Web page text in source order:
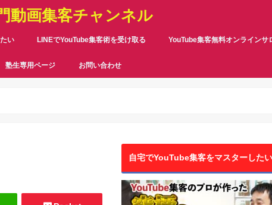
動画集客チャンネル
い LINEでYouTube集客術を受け取る YouTube集客無料オンラインサ
塾生専用ページ お問い合わせ
自宅でYouTube集客をマスターしたい